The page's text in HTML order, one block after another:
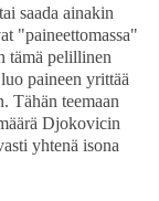
saada ainakin
"paineettomassa"
tämä pelillinen
paineen yrittää
Tähän teemaan
Djokovicin
yhtenä isona